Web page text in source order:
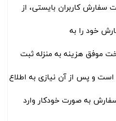
سفارش کاربران بایستی، از
خود را به
موفق هزینه به منزله ثبت
و پس از آن نیازی به اطلاع‌
به صورت خودکار وارد